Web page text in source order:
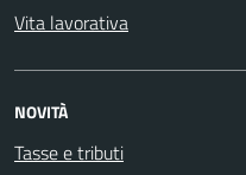
Vita lavorativa
NOVITÀ
Tasse e tributi